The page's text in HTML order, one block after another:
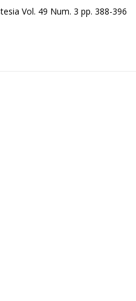
Vol. 49 Num. 3 pp. 388-396